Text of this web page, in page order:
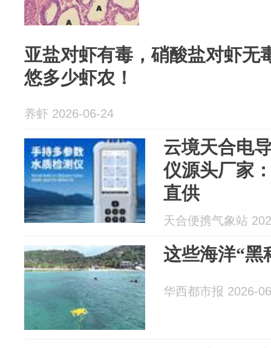
亚盐对虾有毒，硝酸盐对虾无
悠多少虾农！
养虾 2026-06-24
云境天合电
仪源头厂家
直供
天合便携气象站
这些海洋“黑
华西都市报 2026-